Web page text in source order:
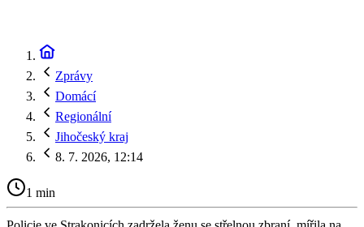
Zprávy
Domácí
Regionální
Jihočeský kraj
8. 7. 2026, 12:14
1 min